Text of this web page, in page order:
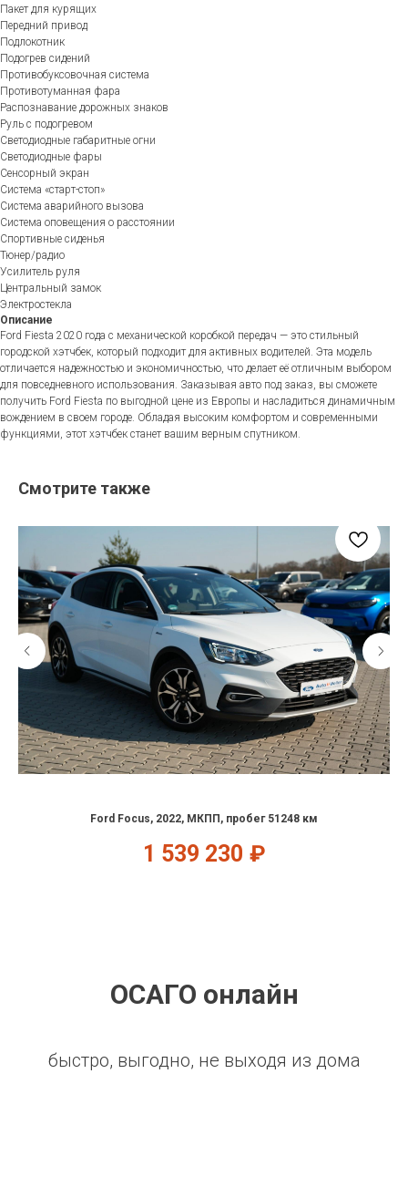
Пакет для курящих
Передний привод
Подлокотник
Подогрев сидений
Противобуксовочная система
Противотуманная фара
Распознавание дорожных знаков
Руль с подогревом
Светодиодные габаритные огни
Светодиодные фары
Сенсорный экран
Система «старт-стоп»
Система аварийного вызова
Система оповещения о расстоянии
Спортивные сиденья
Тюнер/радио
Усилитель руля
Центральный замок
Электростекла
Описание
Ford Fiesta 2020 года с механической коробкой передач — это стильный
городской хэтчбек, который подходит для активных водителей. Эта модель
отличается надежностью и экономичностью, что делает её отличным выбором
для повседневного использования. Заказывая авто под заказ, вы сможете
получить Ford Fiesta по выгодной цене из Европы и насладиться динамичным
вождением в своем городе. Обладая высоким комфортом и современными
функциями, этот хэтчбек станет вашим верным спутником.
Смотрите также
Ford Focus, 2022, МКПП, пробег 51248 км
1 539 230 ₽
ОСАГО онлайн
быстро, выгодно, не выходя из дома